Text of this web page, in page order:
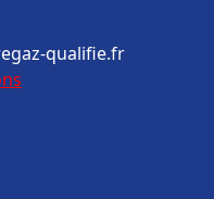
qualifie.fr